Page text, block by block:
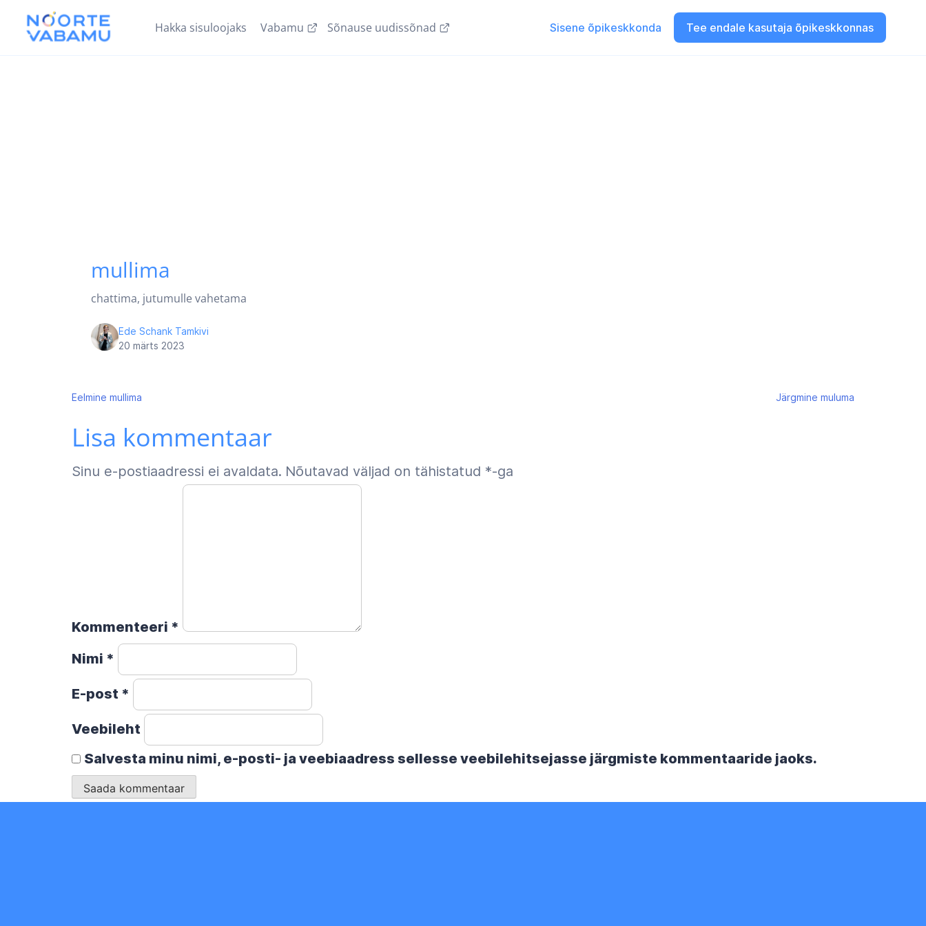
Hakka sisuloojaks Vabamu Sõnause uudissõnad Sisene õpikeskkonda Tee endale kasutaja õpikeskkonnas
mullima
chattima, jutumulle vahetama
Ede Schank Tamkivi
20 märts 2023
Navigeerimine
Eelmine mullima Järgmine muluma
Lisa kommentaar
Sinu e-postiaadressi ei avaldata. Nõutavad väljad on tähistatud *-ga
Kommenteeri *
Nimi *
E-post *
Veebileht
Salvesta minu nimi, e-posti- ja veebiaadress sellesse veebilehitsejasse järgmiste kommentaaride jaoks.